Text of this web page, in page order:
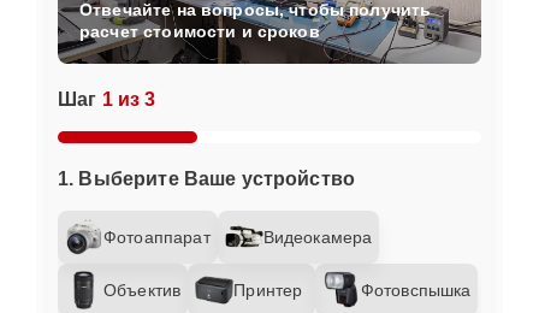
Шаг 1 из 3
1. Выберите Ваше устройство
Фотоаппарат Видеокамера
Объектив Принтер Фотовспышка
Отвечайте на вопросы, чтобы получить
расчет стоимости и сроков